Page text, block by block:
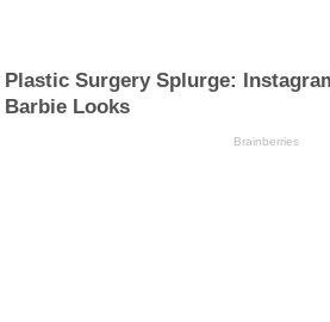
Plastic Surgery Splurge:
Barbie Looks
Brainberries